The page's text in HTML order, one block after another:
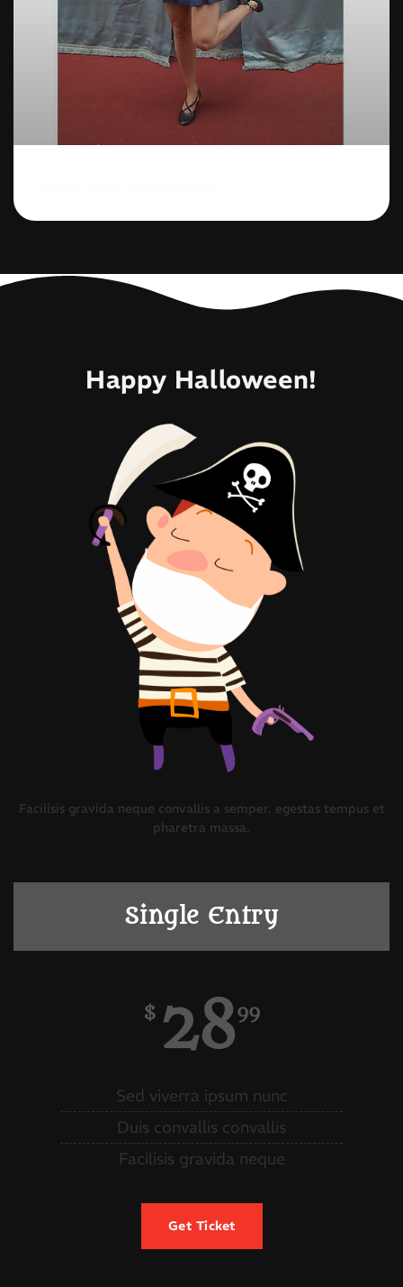
Happy Halloween!
Facilisis gravida neque convallis a semper, egestas tempus et
pharetra massa.
Single Entry
$ 2899
Sed viverra ipsum nunc
Duis convallis convallis
Facilisis gravida neque
Get Ticket